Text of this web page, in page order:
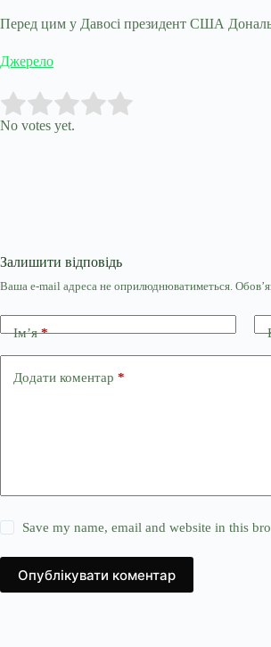
Перед цим у Давосі президент США
Джерело
Rate this item:
No votes yet.
Залишити відповідь
Ваша e-mail адреса не оприлюднюватиметься.
Ім’я*
Додати коментар *
Save my name, email and website in this
Опублікувати коментар